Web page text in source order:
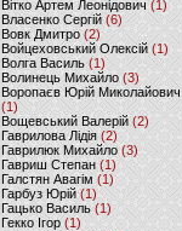
Вітко Артем Леонідович(1)
Власенко Сергій (6)
Вовк Дмитро(2)
Войцеховський Олексій(1)
Волга Василь (1)
Волинець Михайло (3)
Воропаєв Юрій Миколайович
(1)
Вощевський Валерій(2)
Гаврилова Лідія (2)
Гаврилюк Михайло (3)
Гавриш Степан (1)
Галстян Авагім (1)
Гарбуз Юрій (1)
Гацько Василь (1)
Гекко Ігор(1)